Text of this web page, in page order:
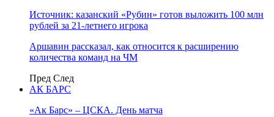
Источник: казанский «Рубин» готов выложить 100 млн
рублей за 21-летнего игрока
Аршавин рассказал, как относится к расширению
количества команд на ЧМ
Пред След
АК БАРС
«Ак Барс» – ЦСКА. День матча